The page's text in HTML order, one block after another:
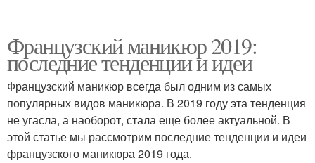
Французский маникюр 2019:
последние тенденции и идеи
Французский маникюр всегда был одним из самых
популярных видов маникюра. В 2019 году эта тенденция
не угасла, а наоборот, стала еще более актуальной. В
этой статье мы рассмотрим последние тенденции и идеи
французского маникюра 2019 года.